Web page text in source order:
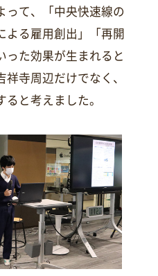
って、「中央快速線の
よる雇用創出」「再開
った効果が生まれると
寺周辺だけでなく、
と考えました。